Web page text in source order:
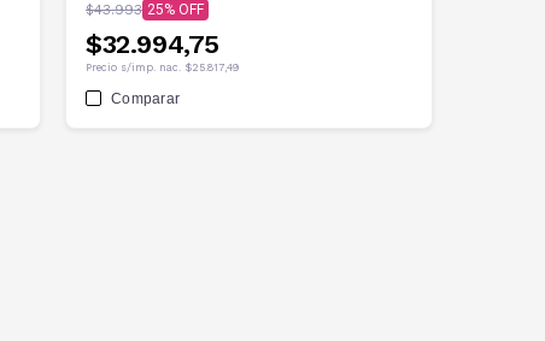
$43.993 25
$32.994,75
Precio s/imp. nac. $25.817,49
Comparar